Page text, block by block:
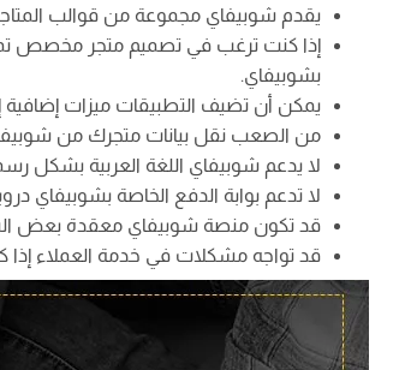
يقدم شوبيفاي مجموعة من قوالب
إذا كنت ترغب في تصميم متجر مخصص
بشوبيفاي.
يمكن أن تضيف التطبيقات ميزات
من الصعب نقل بيانات متجرك من
لا يدعم شوبيفاي اللغة العربية بشكل
لا تدعم بوابة الدفع الخاصة بشوبيفاي
قد تكون منصة شوبيفاي معقدة بعض
قد تواجه مشكلات في خدمة العملاء إذا